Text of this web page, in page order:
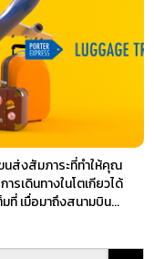
นส่งสัมภาระที่ทำให้คุณ
รเดินทางในโตเกียวได้
ที่ เมื่อมาถึงสนามบิน...